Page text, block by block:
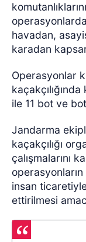
havadan,
karadan
Operasyonlar
ile 11 bot ve
Jandarma
kaçakçılığı
çalışmalarını
insan
ettirilmesi